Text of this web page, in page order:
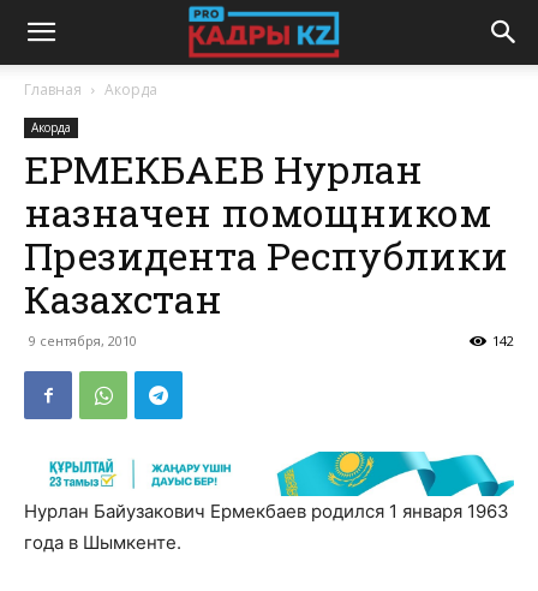
Главная Акорда
Акорда
ЕРМЕКБАЕВ Нурлан
назначен помощником
Президента Республики
Казахстан
9 сентября, 2010 142
Нурлан Байузакович Ермекбаев родился 1 января 1963
года в Шымкенте.